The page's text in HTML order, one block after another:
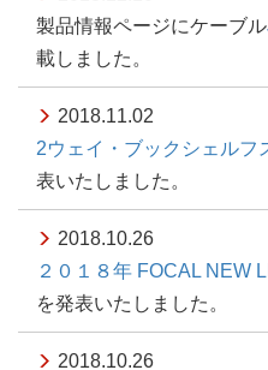
製品情報ページにケーブル
載しました。
2018.11.02
2ウェイ・ブックシェルフ
表いたしました。
2018.10.26
２０１８年 FOCAL NEW
を発表いたしました。
2018.10.26